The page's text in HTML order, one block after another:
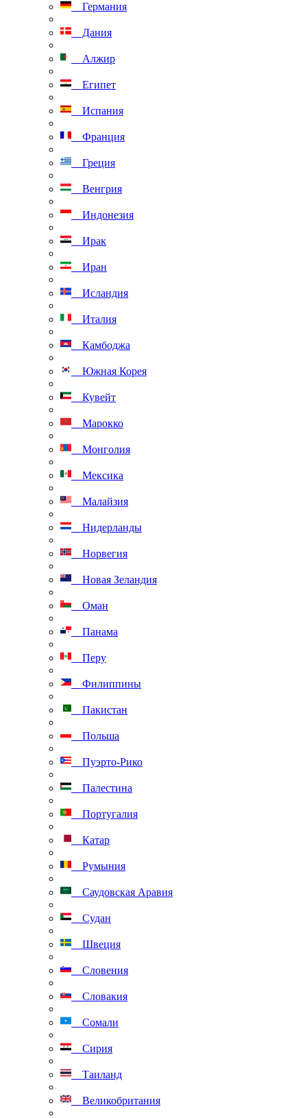
Германия
Дания
Алжир
Египет
Испания
Франция
Греция
Венгрия
Индонезия
Ирак
Иран
Исландия
Италия
Камбоджа
Южная Корея
Кувейт
Марокко
Монголия
Мексика
Малайзия
Нидерланды
Норвегия
Новая Зеландия
Оман
Панама
Перу
Филиппины
Пакистан
Польша
Пуэрто-Рико
Палестина
Португалия
Катар
Румыния
Саудовская Аравия
Судан
Швеция
Словения
Словакия
Сомали
Сирия
Таиланд
Великобритания